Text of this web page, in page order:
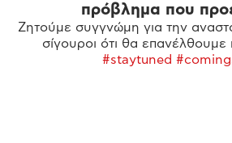
πρόβλημα που
Ζητούμε συγγνώμη για την
σίγουροι ότι θα
#staytuned